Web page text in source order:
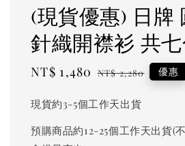
(現貨優惠) 日牌
針織開襟衫 共
Sale
NT$ 1,480 Regular
NT$ 2,280 優惠
現貨約3-5個工作天出貨
預購商品約12-25個工作天出貨(